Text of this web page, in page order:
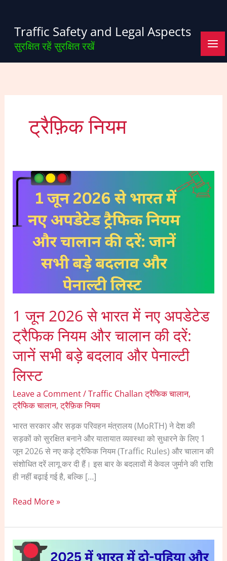
contentTraffic Safety and Legal Aspects
सुरक्षित रहें सुरक्षित रखें
ट्रैफ़िक नियम
1 जून 2026 से भारत में नए अपडेटेड
ट्रैफिक नियम और चालान की दरें:
जानें सभी बड़े बदलाव और पेनाल्टी
लिस्ट
Leave a Comment/Traffic Challan ट्रैफिक चालान,
ट्रैफिक चालान,ट्रैफ़िक नियम
भारत सरकार और सड़क परिवहन मंत्रालय (MoRTH) ने देश की
सड़कों को सुरक्षित बनाने और यातायात व्यवस्था को सुधारने के लिए 1
जून 2026 से नए कड़े ट्रैफिक नियम (Traffic Rules) और चालान की
संशोधित दरें लागू कर दी हैं। इस बार के बदलावों में केवल जुर्माने की राशि
ही नहीं बढ़ाई गई है, बल्कि […]
1
भारत
नियम
चालान
की
दरें:
जानें
सभी
बड़े
बदलाव
और
लिस्ट
Read More »
2025